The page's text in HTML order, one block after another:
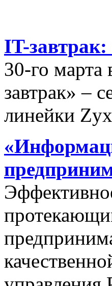
IT-
30-го марта
завтрак» –
линейки